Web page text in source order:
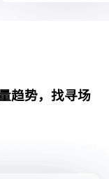
趋势，找寻场